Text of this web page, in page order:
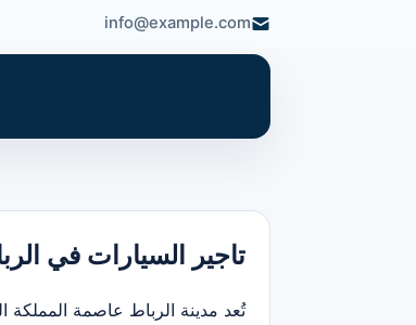
info@example.com
تاجير السيارات في الرباط: ابتداء من
تُعد مدينة الرباط عاصمة المملكة